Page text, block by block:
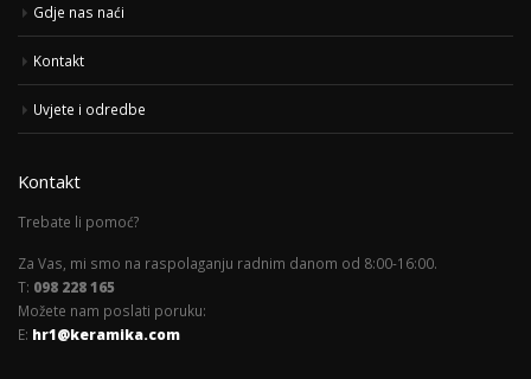
Gdje nas naći
Kontakt
Uvjete i odredbe
Kontakt
Trebate li pomoć?
Za Vas, mi smo na raspolaganju radnim danom od 8:00-16:00.
T: 098 228 165
Možete nam poslati poruku:
E: hr1@keramika.com